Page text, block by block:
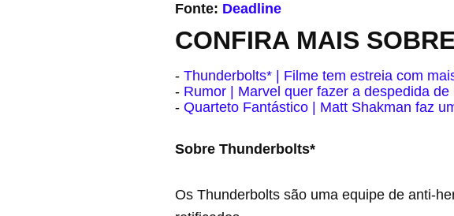
Fonte: Deadline
CONFIRA MAIS
- Thunderbolts* | Filme tem estreia com
- Rumor | Marvel quer fazer a despedida
- Quarteto Fantástico | Matt Shakman faz
Sobre Thunderbolts*
Os Thunderbolts são uma equipe de anti-